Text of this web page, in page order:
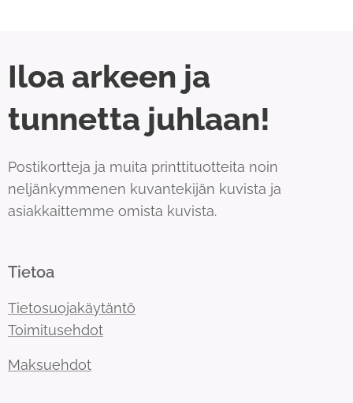
Iloa arkeen ja
tunnetta juhlaan!
Postikortteja ja muita printtituotteita noin
neljänkymmenen kuvantekijän kuvista ja
asiakkaittemme omista kuvista.
Tietoa
Tietosuojakäytäntö
Toimitusehdot
Maksuehdot